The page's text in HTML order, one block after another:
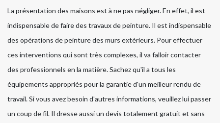
La présentation des maisons est à ne pas négliger. En effet, il est
indispensable de faire des travaux de peinture. Il est indispensable
des opérations de peinture des murs extérieurs. Pour effectuer
ces interventions qui sont très complexes, il va falloir contacter
des professionnels en la matière. Sachez qu'il a tous les
équipements appropriés pour la garantie d'un meilleur rendu de
travail. Si vous avez besoin d'autres informations, veuillez lui passer
un coup de fil. Il dresse aussi un devis totalement gratuit et sans